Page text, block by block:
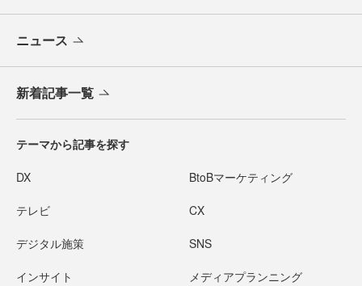
ニュース
新着記事一覧
テーマから記事を探す
DX BtoBマーケティング
テレビ CX
デジタル施策 SNS
インサイト メディアプランニング